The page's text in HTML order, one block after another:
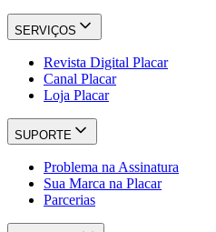
SERVIÇOS
Revista Digital Placar
Canal Placar
Loja Placar
SUPORTE
Problema na Assinatura
Sua Marca na Placar
Parcerias